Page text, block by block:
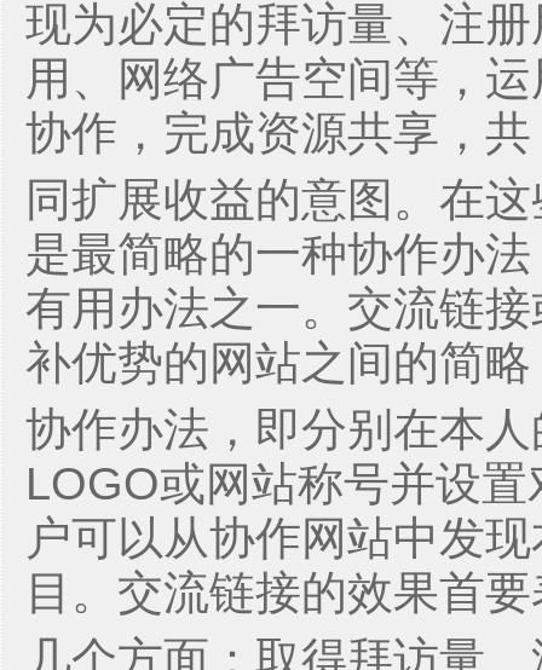
现为必定的拜访量、注
用、网络广告空间等，
协作，完成资源共享，共
同扩展收益的意图。在
是最简略的一种协作办
有用办法之一。交流链
补优势的网站之间的简略
协作办法，即分别在本
LOGO或网站称号并设
户可以从协作网站中发
目。交流链接的效果首
几个方面：取得拜访量